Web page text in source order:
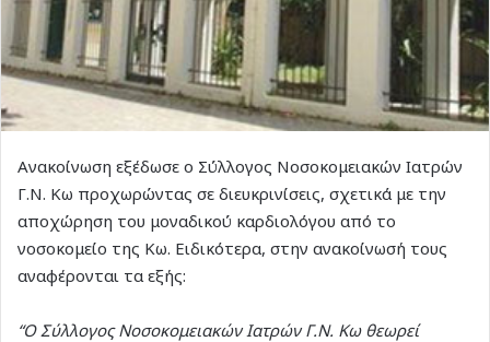
Ανακοίνωση εξέδωσε ο Σύλλογος Νοσοκομειακών Ιατρών
Γ.Ν. Κω προχωρώντας σε διευκρινίσεις, σχετικά με την
αποχώρηση του μοναδικού καρδιολόγου από το
νοσοκομείο της Κω. Ειδικότερα, στην ανακοίνωσή τους
αναφέρονται τα εξής:
“Ο Σύλλογος Νοσοκομειακών Ιατρών Γ.Ν. Κω θεωρεί